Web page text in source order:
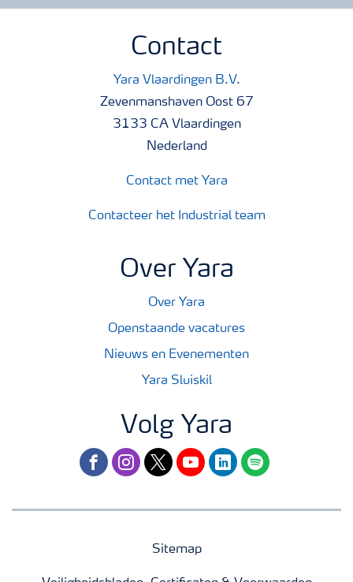
Contact
Yara Vlaardingen B.V.
Zevenmanshaven Oost 67
3133 CA Vlaardingen
Nederland
Contact met Yara
Contacteer het Industrial team
Over Yara
Over Yara
Openstaande vacatures
Nieuws en Evenementen
Yara Sluiskil
Volg Yara
facebookinstagram
twitteryoutubelinkedinspotify
Sitemap